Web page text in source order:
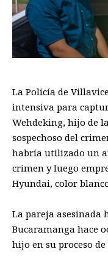
La Policía de
intensiva para
Wehdeking, hijo de
sospechoso del
habría utilizado un
crimen y luego
Hyundai, color
La pareja asesinada
Bucaramanga hace
hijo en su proceso